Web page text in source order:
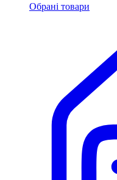
Обрані товари